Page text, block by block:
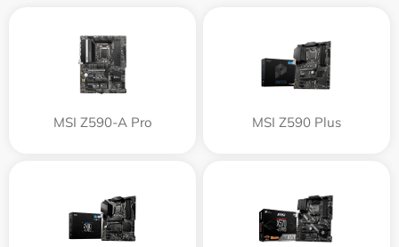
MSI Z590-A Pro MSI Z590 Plus